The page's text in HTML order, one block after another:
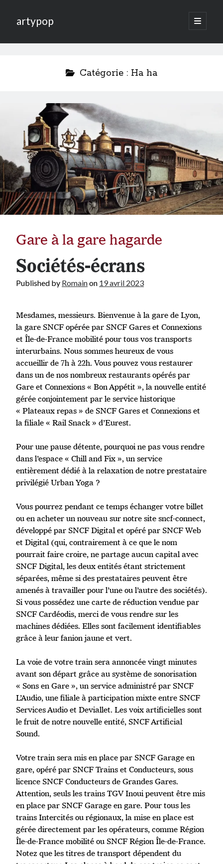
artypop
open
primary
Catégorie : Ha ha
Gare à la gare hagarde
Sociétés-écrans
Published by Romainon 19 avril 2023
Mesdames, messieurs. Bienvenue à la gare de Lyon,
la gare SNCF opérée par SNCF Gares et Connexions
et Île-de-France mobilité pour tous vos transports
interurbains. Nous sommes heureux de vous
accueillir de 7h à 22h. Vous pouvez vous restaurer
dans un de nos nombreux restaurants opérés par
Gare et Connexions « Bon Appétit », la nouvelle entité
gérée conjointement par le service historique
« Plateaux repas » de SNCF Gares et Connexions et
la filiale « Rail Snack » d’Eurest.
Pour une pause détente, pourquoi ne pas vous rendre
dans l’espace « Chill and Fix », un service
entièrement dédié à la relaxation de notre prestataire
privilégié Urban Yoga ?
Vous pourrez pendant ce temps échanger votre billet
ou en acheter un nouveau sur notre site sncf-connect,
développé par SNCF Digital et opéré par SNCF Web
et Digital (qui, contrairement à ce que le nom
pourrait faire croire, ne partage aucun capital avec
SNCF Digital, les deux entités étant strictement
séparées, même si des prestataires peuvent être
amenés à travailler pour l’une ou l’autre des sociétés).
Si vous possédez une carte de réduction vendue par
SNCF Cardéodis, merci de vous rendre sur les
machines dédiées. Elles sont facilement identifiables
grâce à leur fanion jaune et vert.
La voie de votre train sera annoncée vingt minutes
avant son départ grâce au système de sonorisation
« Sons en Gare », un service administré par SNCF
L’Audio, une filiale à participation mixte entre SNCF
Services Audio et Deviallet. Les voix artificielles sont
le fruit de notre nouvelle entité, SNCF Artificial
Sound.
Votre train sera mis en place par SNCF Garage en
gare, opéré par SNCF Trains et Conducteurs, sous
licence SNCF Conducteurs de Grandes Gares.
Attention, seuls les trains TGV Inoui peuvent être mis
en place par SNCF Garage en gare. Pour tous les
trains Intercités ou régionaux, la mise en place est
gérée directement par les opérateurs, comme Région
Île-de-France mobilité ou SNCF Région Île-de-France.
Notez que les titres de transport dépendent du